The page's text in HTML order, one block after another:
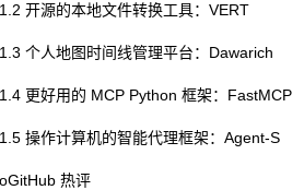
1.2 开源的本地文件转换工具：VERT
1.3 个人地图时间线管理平台：Dawarich
1.4 更好用的 MCP Python 框架：FastMCP
1.5 操作计算机的智能代理框架：Agent-S
热评